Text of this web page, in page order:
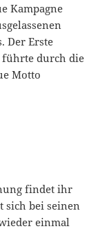
Kampagne
Der Erste
führte durch die
Motto
findet ihr
sich bei seinen
einmal